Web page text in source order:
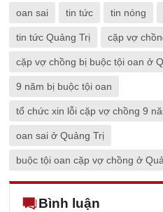
oan sai tin tức tin nóng
tin tức Quảng Trị cặp vợ
cặp vợ chồng bị buộc tội oan ở
9 năm bị buộc tội oan
tổ chức xin lỗi cặp vợ chồng 9
oan sai ở Quảng Trị
buộc tội oan cặp vợ chồng ở
Bình luận